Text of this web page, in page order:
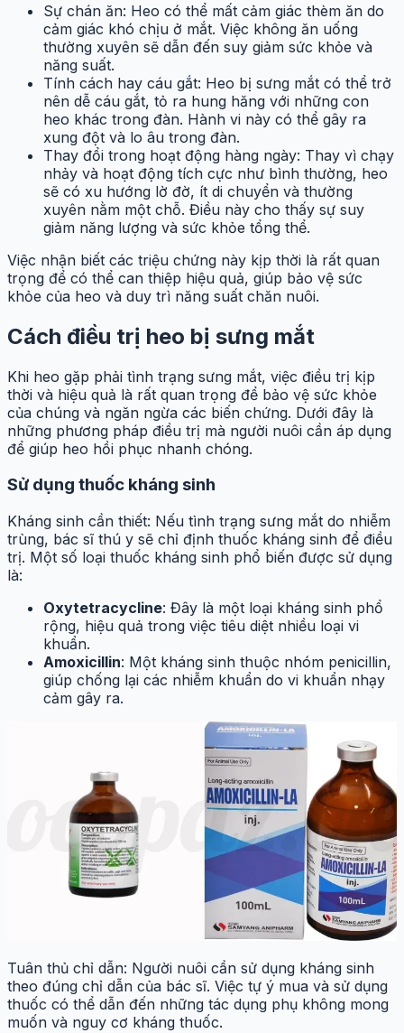
Sự chán ăn: Heo có thể mất cảm giác thèm ăn do
cảm giác khó chịu ở mắt. Việc không ăn uống
thường xuyên sẽ dẫn đến suy giảm sức khỏe và
năng suất.
Tính cách hay cáu gắt: Heo bị sưng mắt có thể trở
nên dễ cáu gắt, tỏ ra hung hăng với những con
heo khác trong đàn. Hành vi này có thể gây ra
xung đột và lo âu trong đàn.
Thay đổi trong hoạt động hàng ngày: Thay vì chạy
nhảy và hoạt động tích cực như bình thường, heo
sẽ có xu hướng lờ đờ, ít di chuyển và thường
xuyên nằm một chỗ. Điều này cho thấy sự suy
giảm năng lượng và sức khỏe tổng thể.
Việc nhận biết các triệu chứng này kịp thời là rất quan
trọng để có thể can thiệp hiệu quả, giúp bảo vệ sức
khỏe của heo và duy trì năng suất chăn nuôi.
Cách điều trị heo bị sưng mắt
Khi heo gặp phải tình trạng sưng mắt, việc điều trị kịp
thời và hiệu quả là rất quan trọng để bảo vệ sức khỏe
của chúng và ngăn ngừa các biến chứng. Dưới đây là
những phương pháp điều trị mà người nuôi cần áp dụng
để giúp heo hồi phục nhanh chóng.
Sử dụng thuốc kháng sinh
Kháng sinh cần thiết: Nếu tình trạng sưng mắt do nhiễm
trùng, bác sĩ thú y sẽ chỉ định thuốc kháng sinh để điều
trị. Một số loại thuốc kháng sinh phổ biến được sử dụng
là:
Oxytetracycline: Đây là một loại kháng sinh phổ
rộng, hiệu quả trong việc tiêu diệt nhiều loại vi
khuẩn.
Amoxicillin: Một kháng sinh thuộc nhóm penicillin,
giúp chống lại các nhiễm khuẩn do vi khuẩn nhạy
cảm gây ra.
Tuân thủ chỉ dẫn: Người nuôi cần sử dụng kháng sinh
theo đúng chỉ dẫn của bác sĩ. Việc tự ý mua và sử dụng
thuốc có thể dẫn đến những tác dụng phụ không mong
muốn và nguy cơ kháng thuốc.